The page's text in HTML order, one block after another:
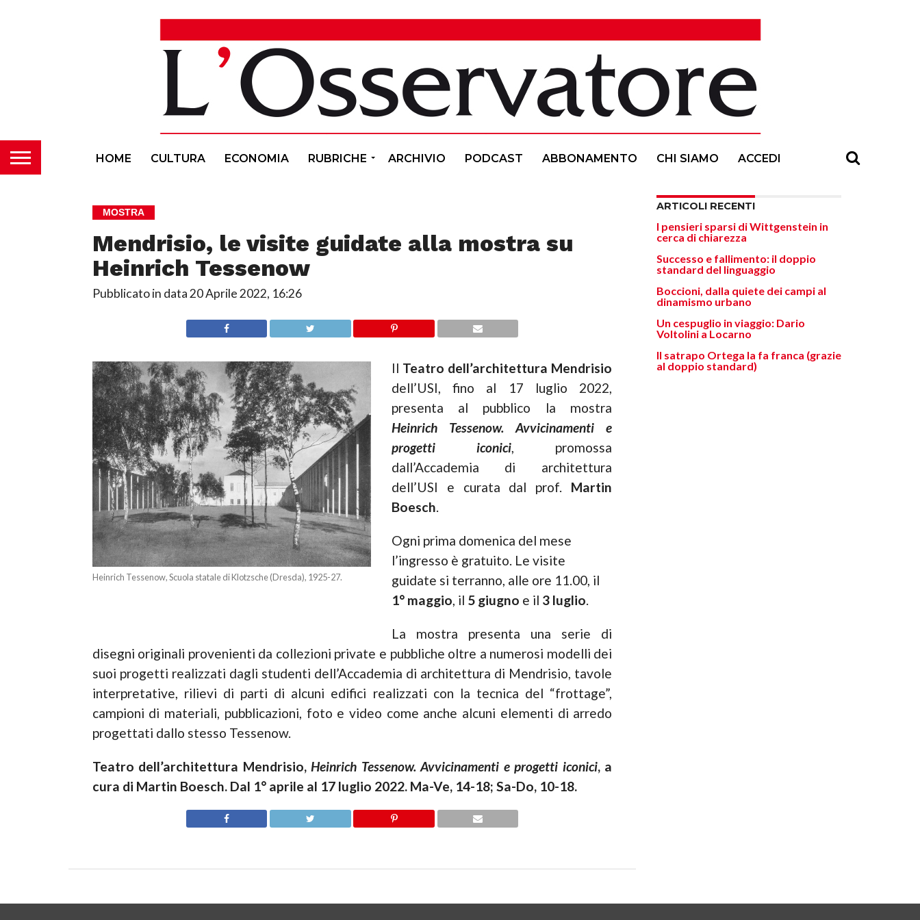
HOME CULTURA ECONOMIA RUBRICHE ARCHIVIO PODCAST ABBONAMENTO CHI SIAMO ACCEDI
MOSTRA
Mendrisio, le visite guidate alla mostra su
Heinrich Tessenow
Pubblicato in data20 Aprile 2022, 16:26
Heinrich Tessenow, Scuola statale di Klotzsche (Dresda), 1925-27.
Il Teatro dell’architettura Mendrisio
dell’USI, fino al 17 luglio 2022,
presenta al pubblico la mostra
Heinrich Tessenow. Avvicinamenti e
progetti iconici, promossa
dall’Accademia di architettura
dell’USI e curata dal prof. Martin
Boesch.
Ogni prima domenica del mese
l’ingresso è gratuito. Le visite
guidate si terranno, alle ore 11.00, il
1° maggio, il 5 giugno e il 3 luglio.
La mostra presenta una serie di
disegni originali provenienti da collezioni private e pubbliche oltre a numerosi modelli dei
suoi progetti realizzati dagli studenti dell’Accademia di architettura di Mendrisio, tavole
interpretative, rilievi di parti di alcuni edifici realizzati con la tecnica del “frottage”,
campioni di materiali, pubblicazioni, foto e video come anche alcuni elementi di arredo
progettati dallo stesso Tessenow.
Teatro dell’architettura Mendrisio,Heinrich Tessenow. Avvicinamenti e progetti iconici, a
cura di Martin Boesch. Dal 1° aprile al 17 luglio 2022. Ma-Ve, 14-18; Sa-Do, 10-18.
ARTICOLI RECENTI
I pensieri sparsi di Wittgenstein in
cerca di chiarezza
Successo e fallimento: il doppio
standard del linguaggio
Boccioni, dalla quiete dei campi al
dinamismo urbano
Un cespuglio in viaggio: Dario
Voltolini a Locarno
Il satrapo Ortega la fa franca (grazie
al doppio standard)